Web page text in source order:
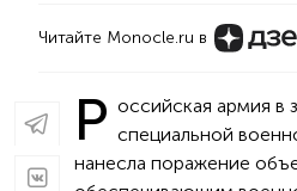
Читайте Monocle.ru в
Р оссийская армия в
специальной
нанесла поражение